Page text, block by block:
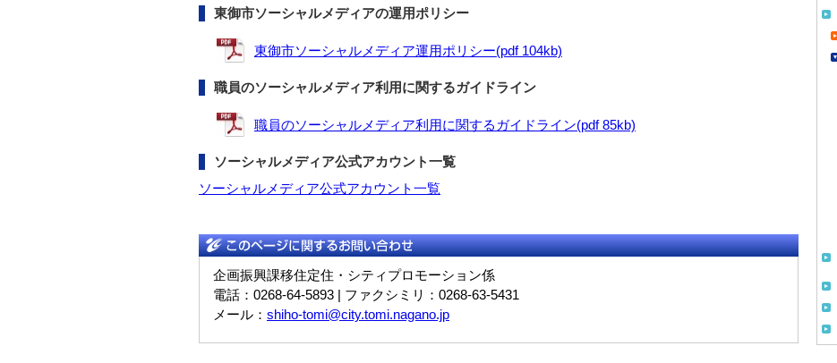
東御市ソーシャルメディアの運用ポリシー
東御市ソーシャルメディア運用ポリシー(pdf 104kb)
職員のソーシャルメディア利用に関するガイドライン
職員のソーシャルメディア利用に関するガイドライン(pdf 85kb)
ソーシャルメディア公式アカウント一覧
ソーシャルメディア公式アカウント一覧
企画振興課移住定住・シティプロモーション係
電話：0268-64-5893 | ファクシミリ：0268-63-5431
メール： shiho-tomi@city.tomi.nagano.jp